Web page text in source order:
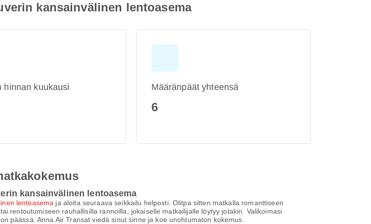
kansainvälinen lentoasema
hinnan kuukausi Määränpäät yhteensä
6
kansainvälinen lentoasema
lentoasema ja aloita seuraava seikkailu helposti. Olitpa sitten matkalla romanttiseen
rentoutumiseen rauhallisilla rannoilla, jokaiselle matkailijalle löytyy jotakin. Valikoimasi
päässä. Anna Air Transat viedä sinut sinne ja koe unohtumaton kokemus.